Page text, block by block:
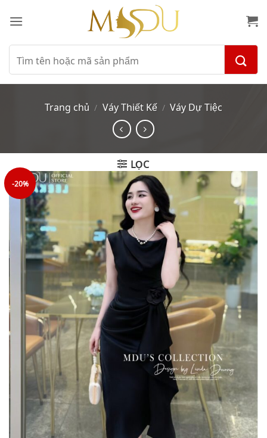
qua
dungTìm
kiếm:
Trang chủ / Váy Thiết Kế / Váy Dự Tiệc
LỌC
-20%